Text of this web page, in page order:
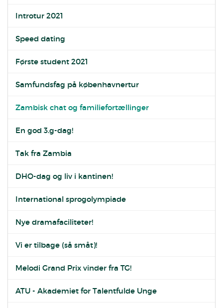
Introtur 2021
Speed dating
Første student 2021
Samfundsfag på københavnertur
Zambisk chat og familiefortællinger
En god 3.g-dag!
Tak fra Zambia
DHO-dag og liv i kantinen!
International sprogolympiade
Nye dramafaciliteter!
Vi er tilbage (så småt)!
Melodi Grand Prix vinder fra TG!
ATU - Akademiet for Talentfulde Unge